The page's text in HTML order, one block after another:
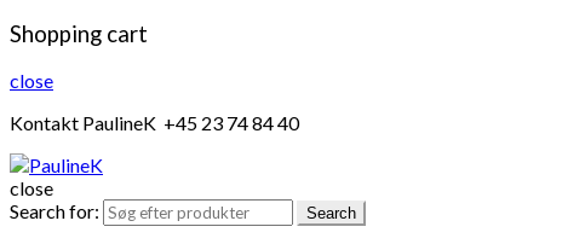
Shopping cart
close
Kontakt PaulineK +45 23 74 84 40
close
Search for:
Search